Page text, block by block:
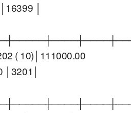
│
( 10)│111000.00
│3201│